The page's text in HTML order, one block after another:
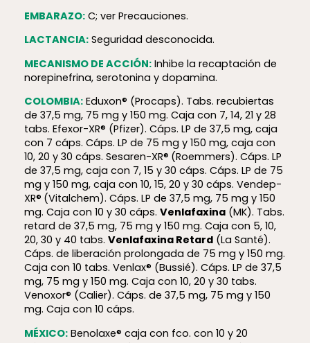
EMBARAZO:C; ver Precauciones.
LACTANCIA:Seguridad desconocida.
MECANISMO DE ACCIÓN:Inhibe la recaptación de
norepinefrina, serotonina y dopamina.
COLOMBIA:Eduxon® (Procaps). Tabs. recubiertas
de 37,5 mg, 75 mg y 150 mg. Caja con 7, 14, 21 y 28
tabs. Efexor-XR® (Pfizer). Cáps. LP de 37,5 mg, caja
con 7 cáps. Cáps. LP de 75 mg y 150 mg, caja con
10, 20 y 30 cáps. Sesaren-XR® (Roemmers). Cáps. LP
de 37,5 mg, caja con 7, 15 y 30 cáps. Cáps. LP de 75
mg y 150 mg, caja con 10, 15, 20 y 30 cáps. Vendep-
XR® (Vitalchem). Cáps. LP de 37,5 mg, 75 mg y 150
mg. Caja con 10 y 30 cáps. Venlafaxina(MK). Tabs.
retard de 37,5 mg, 75 mg y 150 mg. Caja con 5, 10,
20, 30 y 40 tabs. Venlafaxina Retard(La Santé).
Cáps. de liberación prolongada de 75 mg y 150 mg.
Caja con 10 tabs. Venlax® (Bussié). Cáps. LP de 37,5
mg, 75 mg y 150 mg. Caja con 10, 20 y 30 tabs.
Venoxor® (Calier). Cáps. de 37,5 mg, 75 mg y 150
mg. Caja con 10 cáps.
MÉXICO:Benolaxe® caja con fco. con 10 y 20